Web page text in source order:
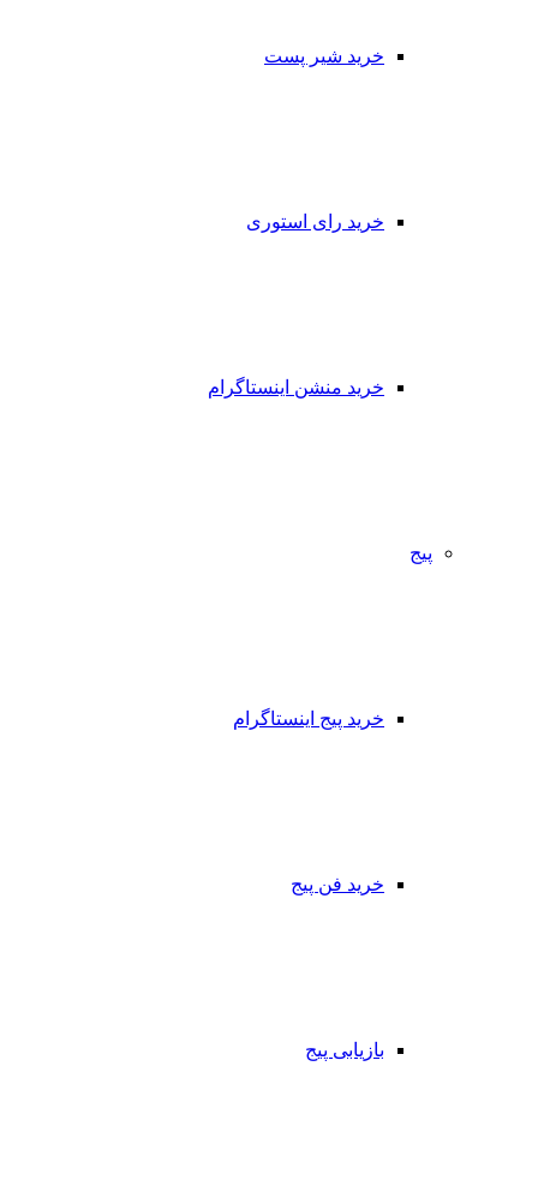
خرید شیر پست
خرید رای استوری
خرید منشن اینستاگرام
پیج
خرید پیج اینستاگرام
خرید فن پیج
بازیابی پیج